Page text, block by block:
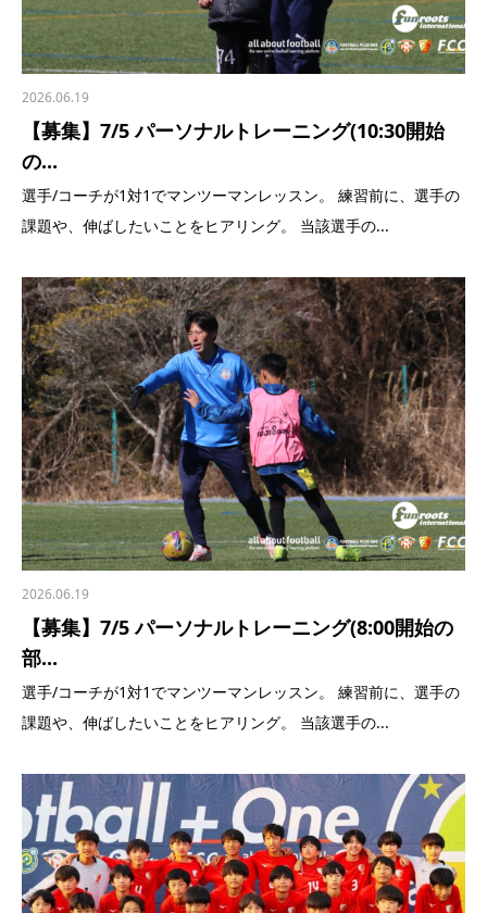
2026.06.19
【募集】7/5 パーソナルトレーニング(10:30開始
の...
選手/コーチが1対1でマンツーマンレッスン。 練習前に、選手の
課題や、伸ばしたいことをヒアリング。 当該選手の...
2026.06.19
【募集】7/5 パーソナルトレーニング(8:00開始の
部...
選手/コーチが1対1でマンツーマンレッスン。 練習前に、選手の
課題や、伸ばしたいことをヒアリング。 当該選手の...